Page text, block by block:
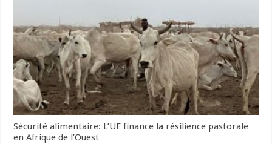
Sécurité alimentaire: L’UE finance la résilience pastorale
en Afrique de l’Ouest